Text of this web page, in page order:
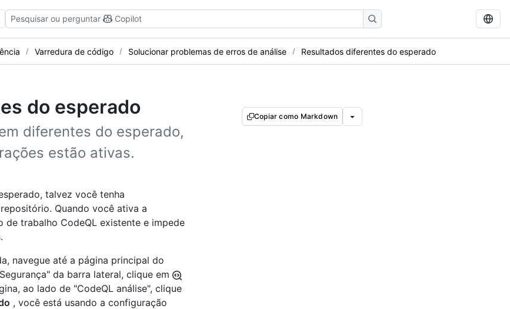
Pesquisar ou perguntar Copilot
Varredura de código Solucionar problemas de erros de análise Resultados diferentes do esperado
do esperado
diferentes do esperado,
estão ativas.
Copiar como Markdown
talvez você tenha
Quando você ativa a
trabalho CodeQL existente e impede
navegue até a página principal do
da barra lateral, clique em
ao lado de "CodeQL análise", clique
, você está usando a configuração